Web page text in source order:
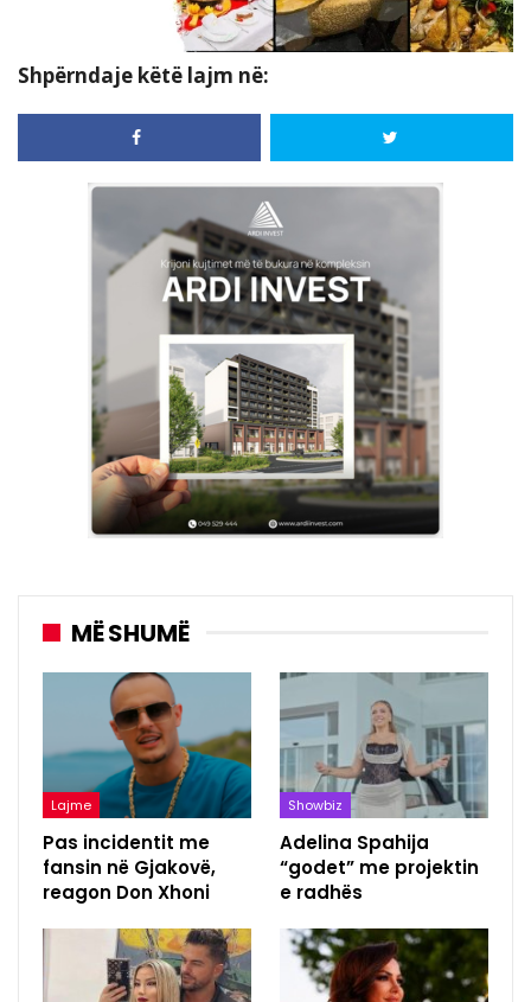
Shpërndaje këtë lajm në:
MË SHUMË
Lajme
Pas incidentit me
fansin në Gjakovë,
reagon Don Xhoni
Showbiz
Adelina Spahija
“godet” me projektin
e radhës